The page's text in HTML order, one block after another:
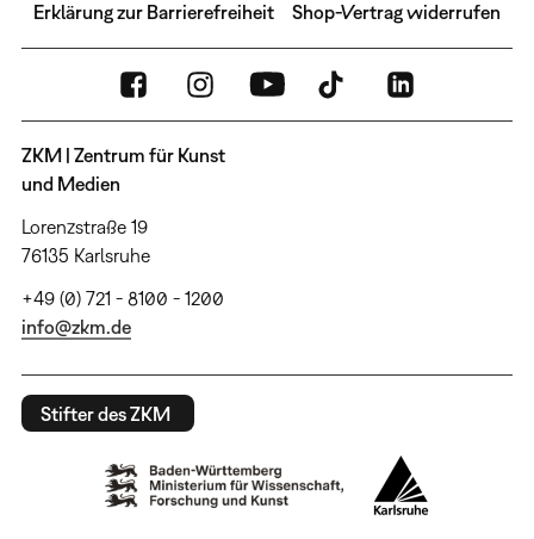
Erklärung zur Barrierefreiheit Shop-Vertrag widerrufen
ZKM | Zentrum für Kunst
und Medien
Lorenzstraße 19
76135 Karlsruhe
+49 (0) 721 - 8100 - 1200
info@zkm.de
Stifter des ZKM